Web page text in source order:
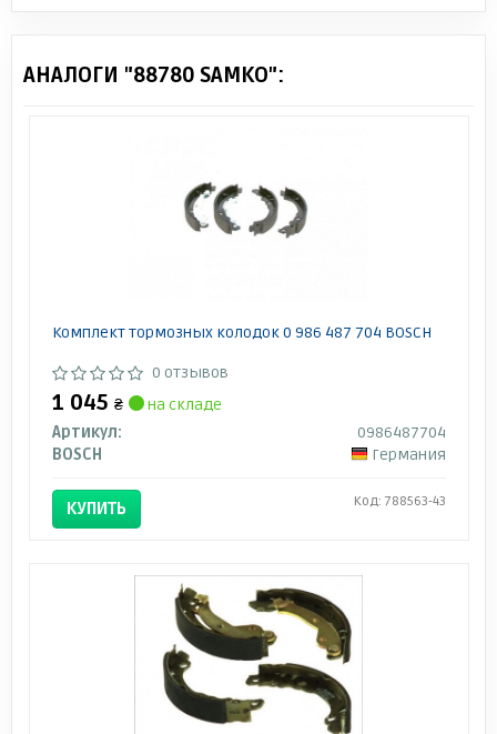
АНАЛОГИ "88780 SAMKO":
Комплект тормозных колодок 0 986 487 704 BOSCH
0 отзывов
1 045 ₴
на складе
Артикул:
0986487704
BOSCH
Германия
КУПИТЬ Код: 788563-43